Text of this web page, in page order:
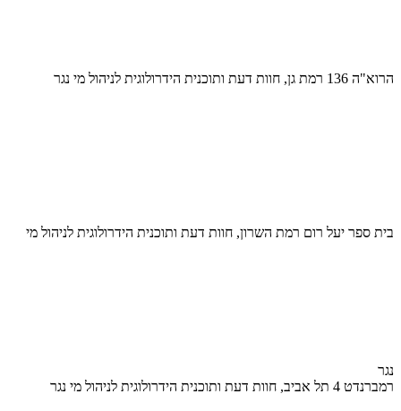
הרוא"ה 136 רמת גן, חוות דעת ותוכנית הידרולוגית לניהול מי נגר
בית ספר יעל רום רמת השרון, חוות דעת ותוכנית הידרולוגית לניהול מי
נגר
רמברנדט 4 תל אביב, חוות דעת ותוכנית הידרולוגית לניהול מי נגר